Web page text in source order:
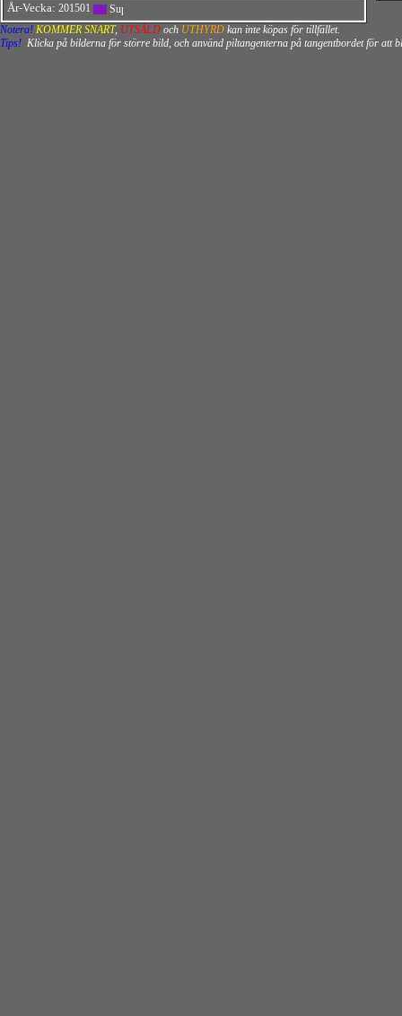
År-Vecka: 201501
Notera! KOMMER SNART, UTSÅLD och UTHYRD kan inte köpas för tillfället.
Tips! Klicka på bilderna för större bild, och använd piltangenterna på tangentbordet för att